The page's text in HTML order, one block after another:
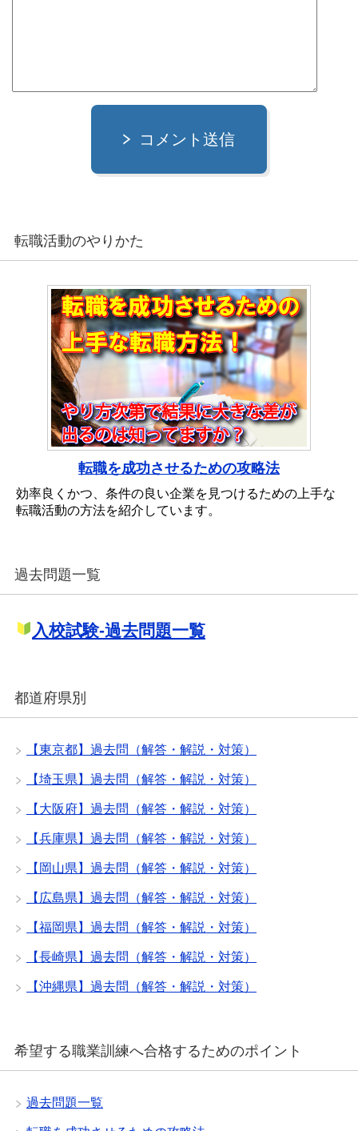
コメント送信
転職活動のやりかた
転職を成功させるための攻略法
効率良くかつ、条件の良い企業を見つけるための上手な
転職活動の方法を紹介しています。
過去問題一覧
入校試験-過去問題一覧
都道府県別
【東京都】過去問（解答・解説・対策）
【埼玉県】過去問（解答・解説・対策）
【大阪府】過去問（解答・解説・対策）
【兵庫県】過去問（解答・解説・対策）
【岡山県】過去問（解答・解説・対策）
【広島県】過去問（解答・解説・対策）
【福岡県】過去問（解答・解説・対策）
【長崎県】過去問（解答・解説・対策）
【沖縄県】過去問（解答・解説・対策）
希望する職業訓練へ合格するためのポイント
過去問題一覧